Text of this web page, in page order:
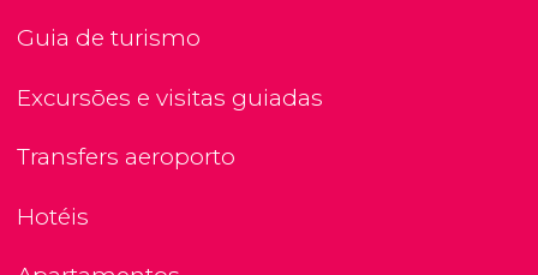
Guia de turismo
Excursões e visitas guiadas
Transfers aeroporto
Hotéis